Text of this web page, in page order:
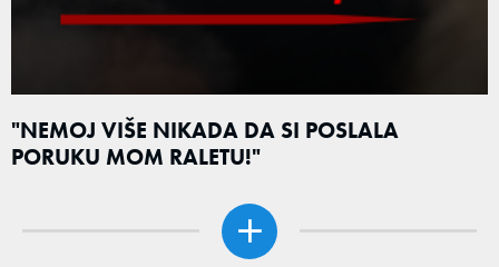
"NEMOJ VIŠE NIKADA DA SI POSLALA
PORUKU MOM RALETU!"